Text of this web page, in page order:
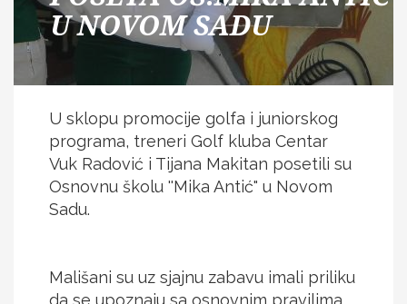
U NOVOM SADU
U sklopu promocije golfa i juniorskog
programa, treneri Golf kluba Centar
Vuk Radović i Tijana Makitan posetili su
Osnovnu školu ''Mika Antić" u Novom
Sadu.
Mališani su uz sjajnu zabavu imali priliku
da se upoznaju sa osnovnim pravilima